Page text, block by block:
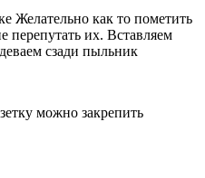
Желательно как то пометить
перепутать их. Вставляем
сзади пыльник
можно закрепить